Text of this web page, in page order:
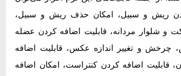
ریش و سبیل، امکان حذف ریش و سبیل،
و شلوار مردانه، قابلیت اضافه کردن عضله
چرخش و تغییر اندازه‌ عکس، قابلیت اضافه
قابلیت اضافه کردن کنتراست، امکان اضافه